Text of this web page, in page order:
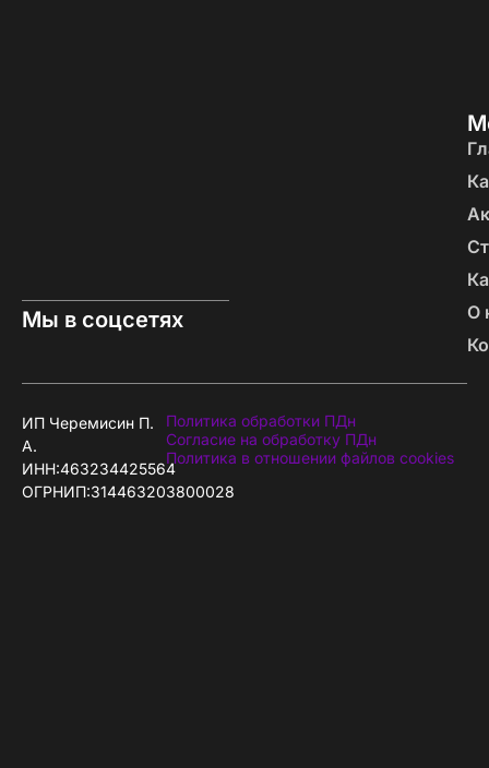
Мы в соцсетях
О
ИП Черемисин П.
А.
ИНН:463234425564
ОГРНИП:314463203800028
Политика обработки ПДн
Согласие на обработку ПДн
Политика в отношении файлов cookies